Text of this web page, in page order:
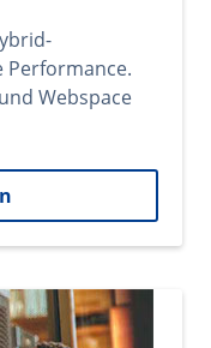
Performance.
Webspace